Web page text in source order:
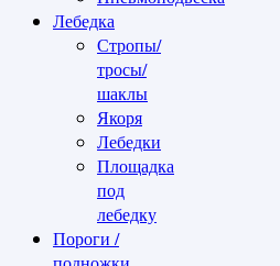
Лебедка
Стропы/
тросы/
шаклы
Якоря
Лебедки
Площадка
под
лебедку
Пороги /